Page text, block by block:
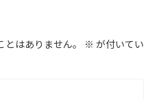
はありません。 ※ が付いてい